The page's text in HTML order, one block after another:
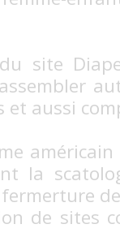
site
et aussi
la
de sites